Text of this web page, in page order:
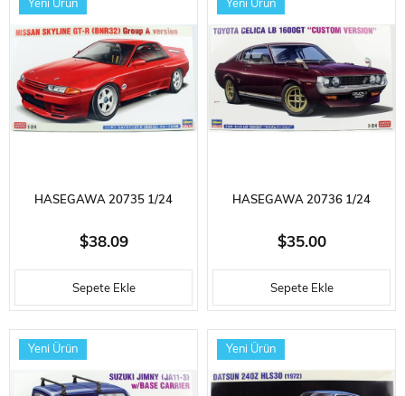
HASEGAWA 20735 1/24
ÖLÇEK, NISSAN SKYLINE GT-R
(BNR32) GROUP A VERSION,
OTOMOBIL PLASTIK MODEL
$38.09
Sepete Ekle
Yeni Ürün
HASEGAWA 20736 1/24
ÖLÇEK, TOYOTA CELICA LB
1600GT (CUSTOM VERSION),
OTOMOBIL PLASTIK MODEL
$35.00
Sepete Ekle
Yeni Ürün
Yeni Ürün Yeni Ürün